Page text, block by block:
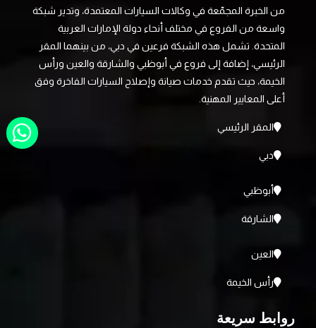
من الخبرة المجمّعة في وكالات السيارات المعتمدة، وتدير شبكة
واسعة من الفروع في مختلف أنحاء دولة الإمارات العربية
المتحدة. تشمل هذه الشبكة فرعين في دبي، من بينهما المقر
الرئيسي، إضافة إلى فروع في أبوظبي والشارقة والعين ورأس
الخيمة، حيث تقدم خدمات صيانة وإصلاح السيارات الفاخرة وفق
أعلى المعايير المهنية.
المقر الرئيسي
دبي
أبوظبي
الشارقة
العين
رأس الخيمة
روابط سريعة